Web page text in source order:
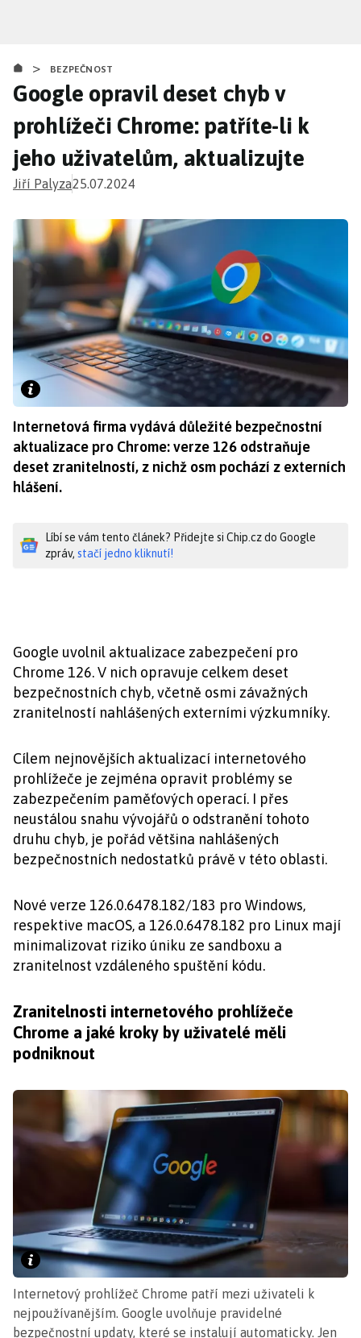
obsahu
> BEZPEČNOST
Google opravil deset chyb v
prohlížeči Chrome: patříte-li k
jeho uživatelům, aktualizujte
Jiří Palyza25.07.2024
Internetová firma vydává důležité bezpečnostní
aktualizace pro Chrome: verze 126 odstraňuje
deset zranitelností, z nichž osm pochází z externích
hlášení.
Líbí se vám tento článek? Přidejte si Chip.cz do Google
zpráv, stačí jedno kliknutí!
Google uvolnil aktualizace zabezpečení pro
Chrome 126. V nich opravuje celkem deset
bezpečnostních chyb, včetně osmi závažných
zranitelností nahlášených externími výzkumníky.
Cílem nejnovějších aktualizací internetového
prohlížeče je zejména opravit problémy se
zabezpečením paměťových operací. I přes
neustálou snahu vývojářů o odstranění tohoto
druhu chyb, je pořád většina nahlášených
bezpečnostních nedostatků právě v této oblasti.
Nové verze 126.0.6478.182/183 pro Windows,
respektive macOS, a 126.0.6478.182 pro Linux mají
minimalizovat riziko úniku ze sandboxu a
zranitelnost vzdáleného spuštění kódu.
Zranitelnosti internetového prohlížeče
Chrome a jaké kroky by uživatelé měli
podniknout
Internetový prohlížeč Chrome patří mezi uživateli k
nejpoužívanějším. Google uvolňuje pravidelné
bezpečnostní updaty, které se instalují automaticky. Jen